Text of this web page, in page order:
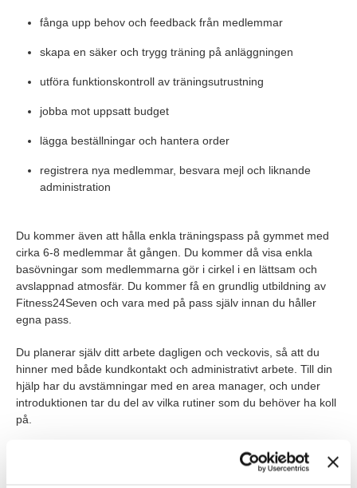
fånga upp behov och feedback från medlemmar
skapa en säker och trygg träning på anläggningen
utföra funktionskontroll av träningsutrustning
jobba mot uppsatt budget
lägga beställningar och hantera order
registrera nya medlemmar, besvara mejl och liknande
administration
Du kommer även att hålla enkla träningspass på gymmet med
cirka 6-8 medlemmar åt gången. Du kommer då visa enkla
basövningar som medlemmarna gör i cirkel i en lättsam och
avslappnad atmosfär. Du kommer få en grundlig utbildning av
Fitness24Seven och vara med på pass själv innan du håller
egna pass.
Du planerar själv ditt arbete dagligen och veckovis, så att du
hinner med både kundkontakt och administrativt arbete. Till din
hjälp har du avstämningar med en area manager, och under
introduktionen tar du del av vilka rutiner som du behöver ha koll
på.